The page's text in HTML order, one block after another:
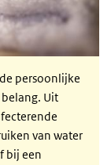
persoonlijke
Uit
van water
bij een